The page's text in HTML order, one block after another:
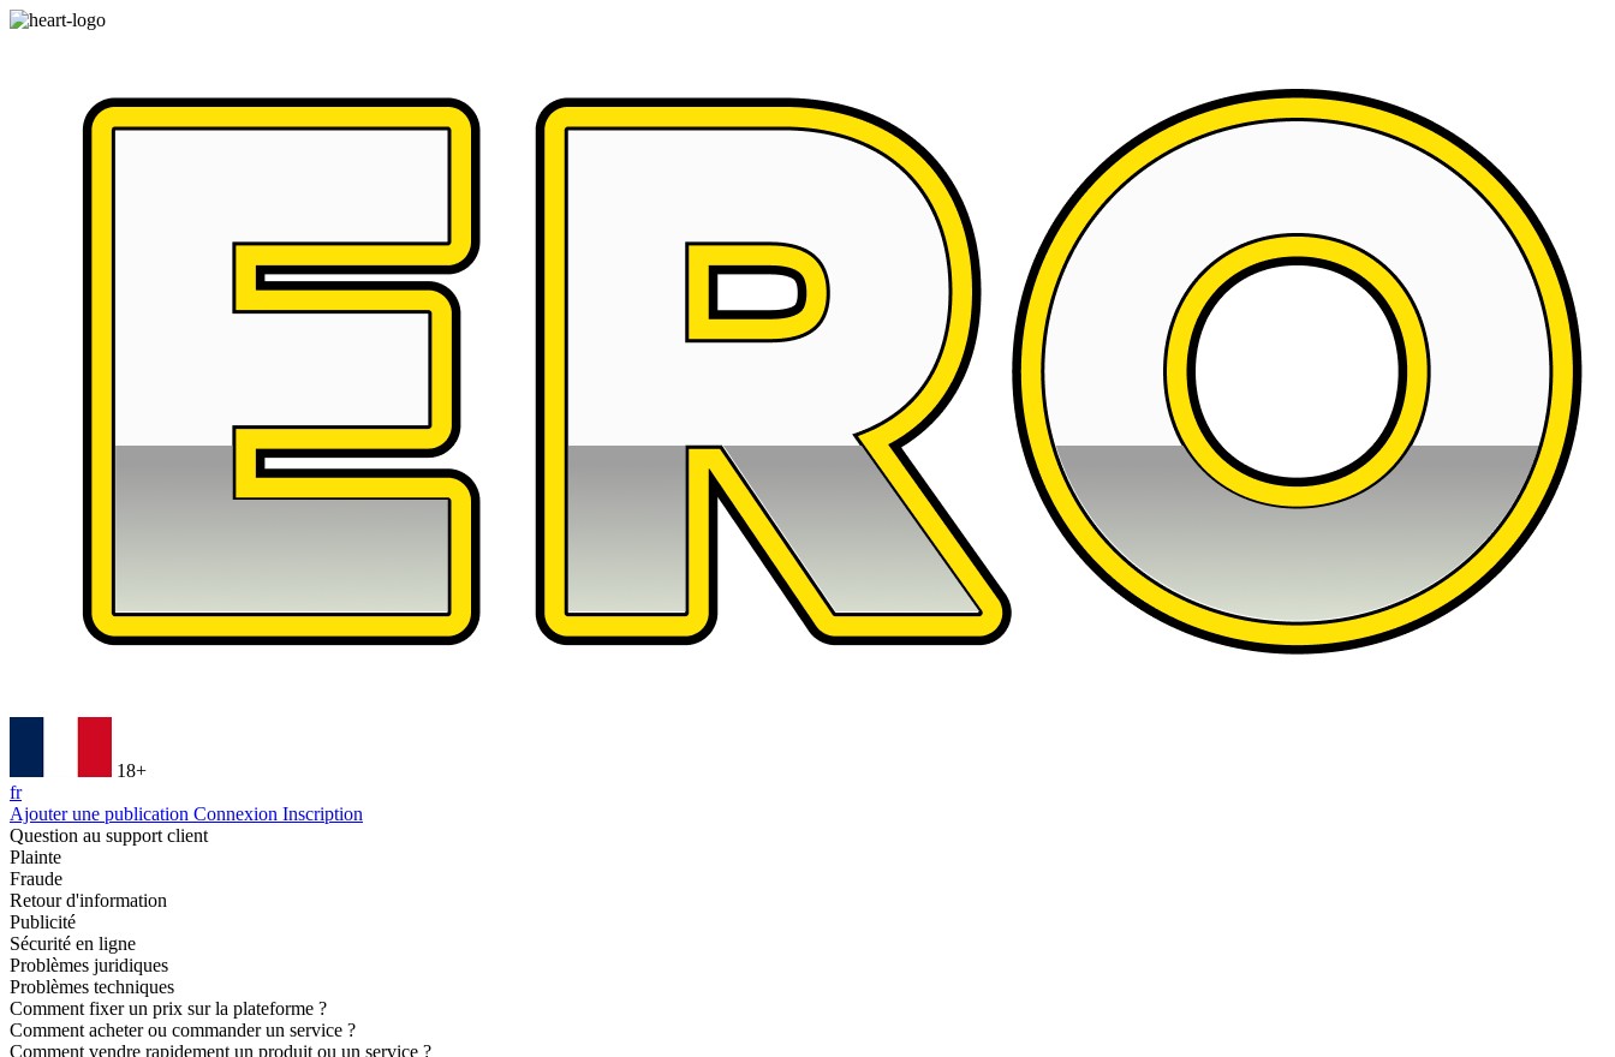
18+
fr
Ajouter une publication Connexion Inscription
Question au support client
Plainte
Fraude
Retour d'information
Publicité
Sécurité en ligne
Problèmes juridiques
Problèmes techniques
Comment fixer un prix sur la plateforme ?
Comment acheter ou commander un service ?
Comment vendre rapidement un produit ou un service ?